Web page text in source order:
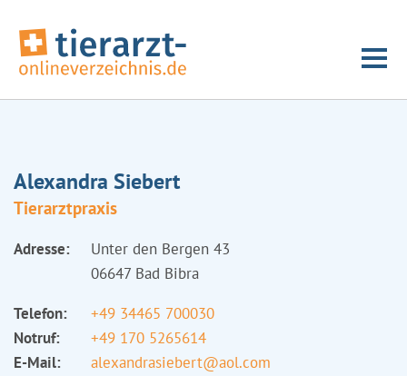
Alexandra Siebert
Tierarztpraxis
Adresse:
Unter den Bergen 43
06647 Bad Bibra
Telefon:
+49 34465 700030
Notruf:
+49 170 5265614
E-Mail:
alexandrasiebert@aol.com